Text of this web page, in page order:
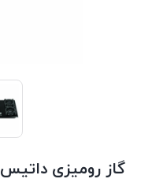
گاز رومیزی داتیس DG-561